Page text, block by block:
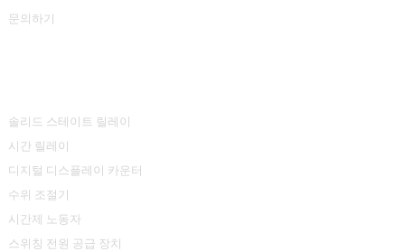
문의하기
솔리드 스테이트 릴레이
시간 릴레이
디지털 디스플레이 카운터
수위 조절기
시간제 노동자
스위칭 전원 공급 장치